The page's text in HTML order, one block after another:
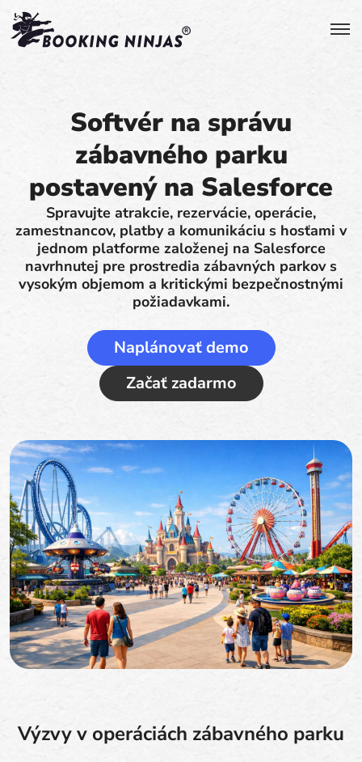
Softvér na správu
zábavného parku
postavený na Salesforce
Spravujte atrakcie, rezervácie, operácie,
zamestnancov, platby a komunikáciu s hosťami v
jednom platforme založenej na Salesforce
navrhnutej pre prostredia zábavných parkov s
vysokým objemom a kritickými bezpečnostnými
požiadavkami.
Naplánovať demo
Začať zadarmo
Výzvy v operáciách zábavného parku